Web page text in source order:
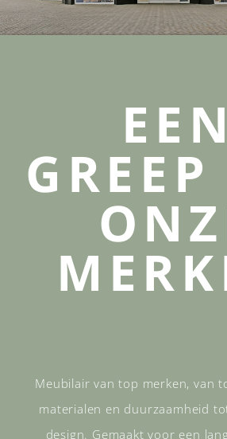
EEN
Meubilair van top merken, van
materialen en duurzaamheid
design. Gemaakt voor een